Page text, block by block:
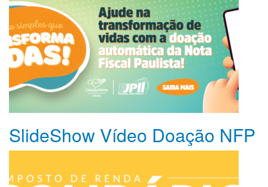
SlideShow Vídeo Doação NFP